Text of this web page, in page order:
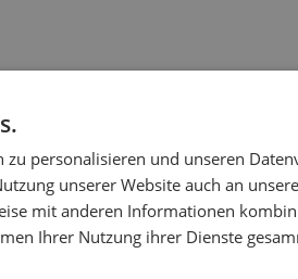
751 mm)
971 mm)
1191 mm)
personalisieren und unseren
unserer Website auch an
mit anderen Informationen
Ihrer Nutzung ihrer Dienste